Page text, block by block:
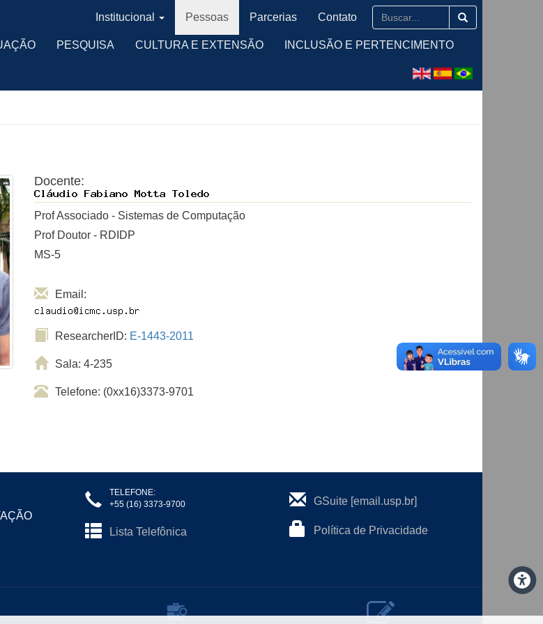
PESQUISA CULTURA E EXTENSÃO INCLUSÃO E PERTENCIMENTO
Institucional Pessoas Parcerias Contato
Docente:
Prof Associado - Sistemas de Computação
Prof Doutor - RDIDP
MS-5
Email:
ResearcherID: E-1443-2011
Sala: 4-235
Telefone: (0xx16)3373-9701
TELEFONE:
+55 (16) 3373-9700
Lista Telefônica
GSuite [email.usp.br]
Política de Privacidade